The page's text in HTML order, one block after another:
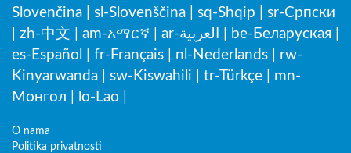
Slovenčina
sl-Slovenščina sq-Shqip
sr-Српски
zh-中文 am-አማርኛ ar-العربية be-Беларуская
es-Español
fr-Français nl-Nederlands
rw-
Kinyarwanda
sw-Kiswahili tr-Türkçe
mn-
Монгол
lo-Lao
O nama
Politika privatnosti